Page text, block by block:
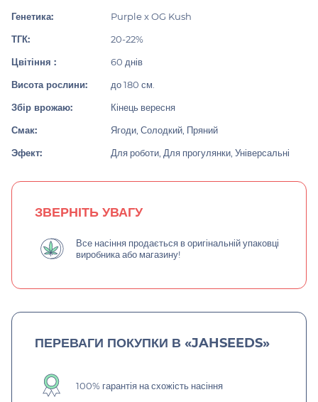
Генетика:
Purple x OG Kush
ТГК:
20-22%
Цвітіння :
60 днів
Висота рослини:
до 180 см.
Збір врожаю:
Кінець вересня
Смак:
Ягоди, Солодкий, Пряний
Эфект:
Для роботи, Для прогулянки, Універсальні
ЗВЕРНІТЬ УВАГУ
Все насіння продається в оригінальній упаковці
виробника або магазину!
ПЕРЕВАГИ ПОКУПКИ В «JAHSEEDS»
100% гарантія на схожість насіння